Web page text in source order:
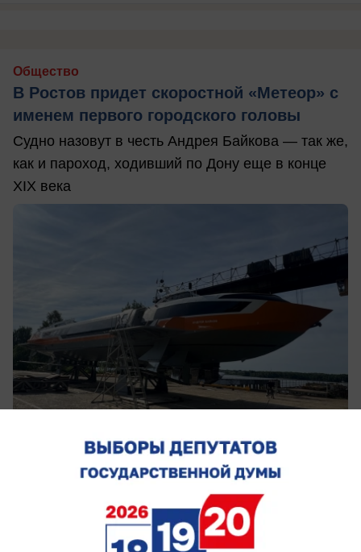
Общество
В Ростов придет скоростной «Метеор» с
именем первого городского головы
Судно назовут в честь Андрея Байкова — так же,
как и пароход, ходивший по Дону еще в конце
XIX века
сегодня в 21:00
В Ростовской области двух женщин